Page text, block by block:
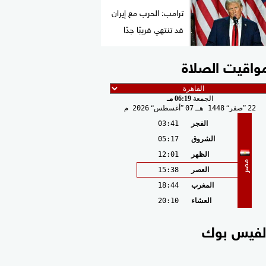
ترامب: الحرب مع إيران
قد تنتهي قريبًا جدًا
الصلاة
الجمعة 06:19 مـ
22 صفر 1448 هـ 07 أغسطس 2026 م
مصر
الفجر
03:41
الشروق
05:17
الظهر
12:01
العصر
15:38
المغرب
18:44
العشاء
20:10
بوك